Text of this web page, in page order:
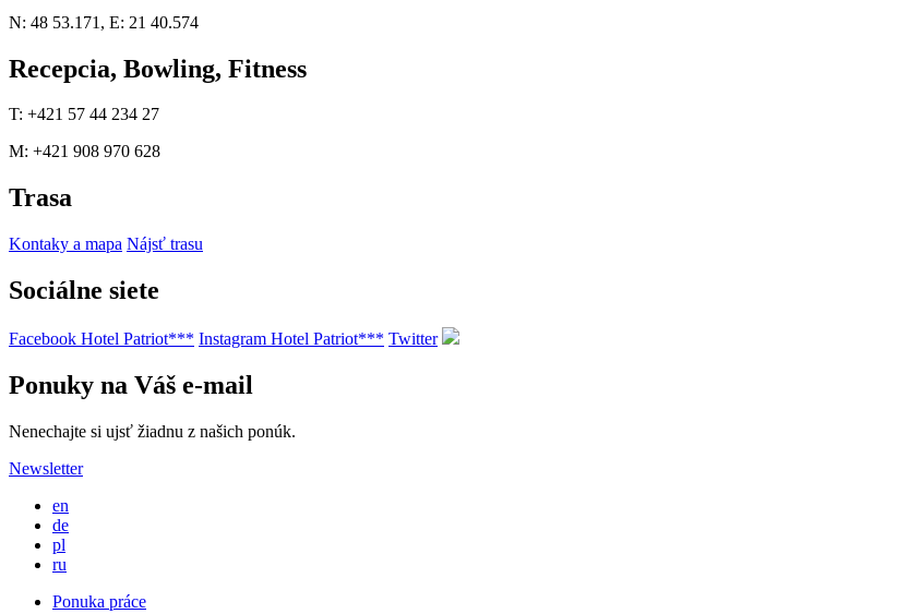
N: 48 53.171, E: 21 40.574
Recepcia, Bowling, Fitness
T: +421 57 44 234 27
M: +421 908 970 628
Trasa
Kontaky a mapa Nájsť trasu
Sociálne siete
Facebook Hotel Patriot*** Instagram Hotel Patriot*** Twitter
Ponuky na Váš e-mail
Nenechajte si ujsť žiadnu z našich ponúk.
Newsletter
en
de
pl
ru
Ponuka práce